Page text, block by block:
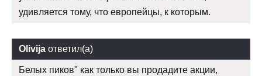
удивляется тому, что европейцы, к которым.
Olivija ответил(а)
Белых пиков" как только вы продадите акции,